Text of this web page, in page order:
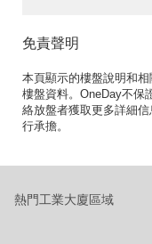
免責聲明
本頁顯示的樓盤說明和
樓盤資料。OneDay不保
絡放盤者獲取更多詳細
行承擔。
熱門工業大廈區域